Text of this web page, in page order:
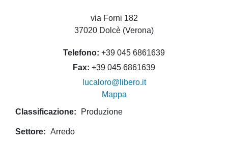
via Forni 182
37020 Dolcè (Verona)
Telefono +39 045 6861639
Fax +39 045 6861639
lucaloro@libero.it
Mappa
Classificazione
Produzione
Settore Arredo